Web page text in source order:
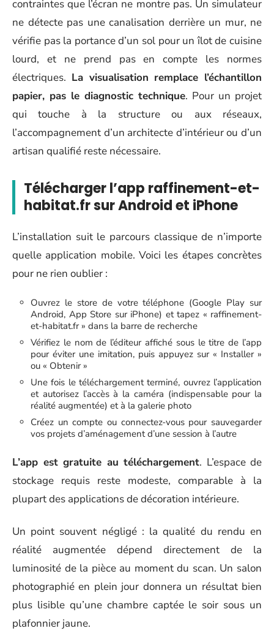
contraintes que l’écran ne montre pas. Un simulateur
ne détecte pas une canalisation derrière un mur, ne
vérifie pas la portance d’un sol pour un îlot de cuisine
lourd, et ne prend pas en compte les normes
électriques. La visualisation remplace l’échantillon
papier, pas le diagnostic technique. Pour un projet
qui touche à la structure ou aux réseaux,
l’accompagnement d’un architecte d’intérieur ou d’un
artisan qualifié reste nécessaire.
Télécharger l’app raffinement-et-
habitat.fr sur Android et iPhone
L’installation suit le parcours classique de n’importe
quelle application mobile. Voici les étapes concrètes
pour ne rien oublier :
Ouvrez le store de votre téléphone (Google Play sur
Android, App Store sur iPhone) et tapez « raffinement-
et-habitat.fr » dans la barre de recherche
Vérifiez le nom de l’éditeur affiché sous le titre de l’app
pour éviter une imitation, puis appuyez sur « Installer »
ou « Obtenir »
Une fois le téléchargement terminé, ouvrez l’application
et autorisez l’accès à la caméra (indispensable pour la
réalité augmentée) et à la galerie photo
Créez un compte ou connectez-vous pour sauvegarder
vos projets d’aménagement d’une session à l’autre
L’app est gratuite au téléchargement. L’espace de
stockage requis reste modeste, comparable à la
plupart des applications de décoration intérieure.
Un point souvent négligé : la qualité du rendu en
réalité augmentée dépend directement de la
luminosité de la pièce au moment du scan. Un salon
photographié en plein jour donnera un résultat bien
plus lisible qu’une chambre captée le soir sous un
plafonnier jaune.